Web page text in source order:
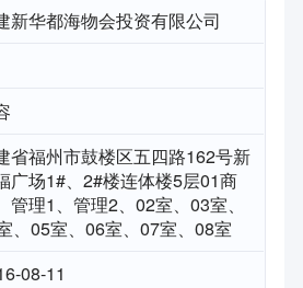
新华都海物会投资有限公司
省福州市鼓楼区五四路162号新
广场1#、2#楼连体楼5层01商
管理1、管理2、02室、03室、
、05室、06室、07室、08室
08-11